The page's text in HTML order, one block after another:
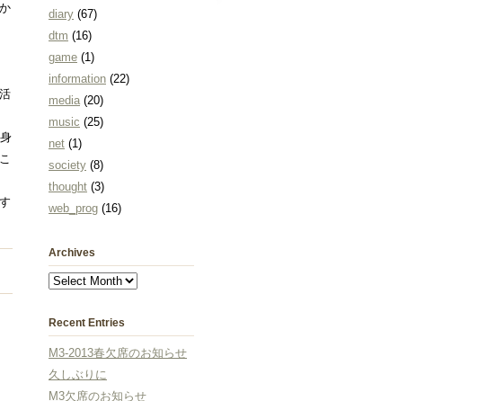
diary (67)
dtm (16)
game (1)
information (22)
media(20)
music (25)
net (1)
society (8)
thought (3)
web_prog (16)
Archives
Recent Entries
M3-2013春欠席のお知らせ
久しぶりに
M3欠席のお知らせ